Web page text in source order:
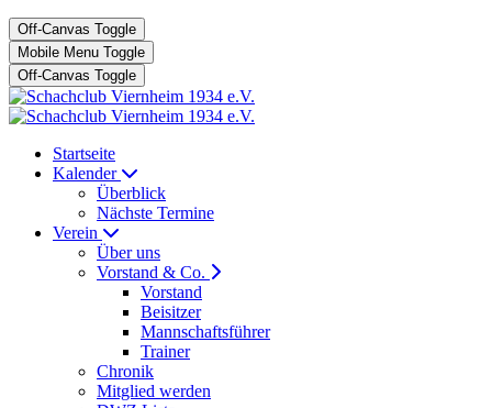
Off-Canvas Toggle
Mobile Menu Toggle
Off-Canvas Toggle
Startseite
Kalender
Überblick
Nächste Termine
Verein
Über uns
Vorstand & Co.
Vorstand
Beisitzer
Mannschaftsführer
Trainer
Chronik
Mitglied werden